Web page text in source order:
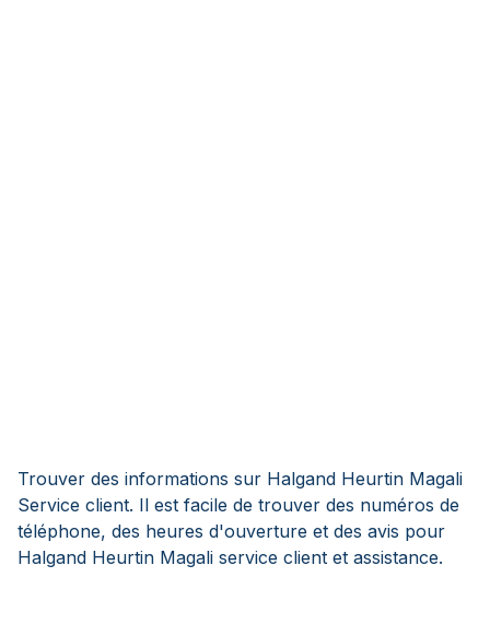
Trouver des informations sur Halgand Heurtin Magali
Service client. Il est facile de trouver des numéros de
téléphone, des heures d'ouverture et des avis pour
Halgand Heurtin Magali service client et assistance.